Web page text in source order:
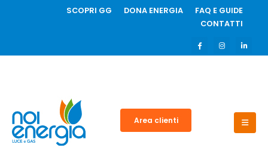
SCOPRI GG DONA ENERGIA
FAQ E GUIDE
CONTATTI
Area clienti